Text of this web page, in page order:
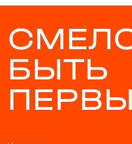
БЫТЬ